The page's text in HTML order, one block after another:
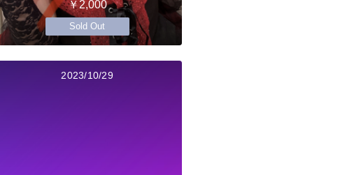
￥2,000
Sold Out
2023/10/29